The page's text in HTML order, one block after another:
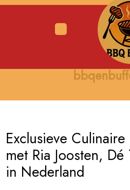
Skip
Exclusieve
met Ria Joosten,
in Nederland